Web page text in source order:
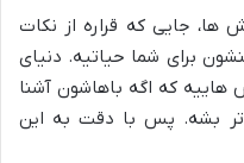
جایی که قراره از نکات
برای شما حیاتیه. دنیای
هاییه که اگه باهاشون آشنا
تر بشه. پس با دقت به این